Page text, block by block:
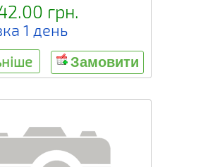
грн.
1 день
Замовити